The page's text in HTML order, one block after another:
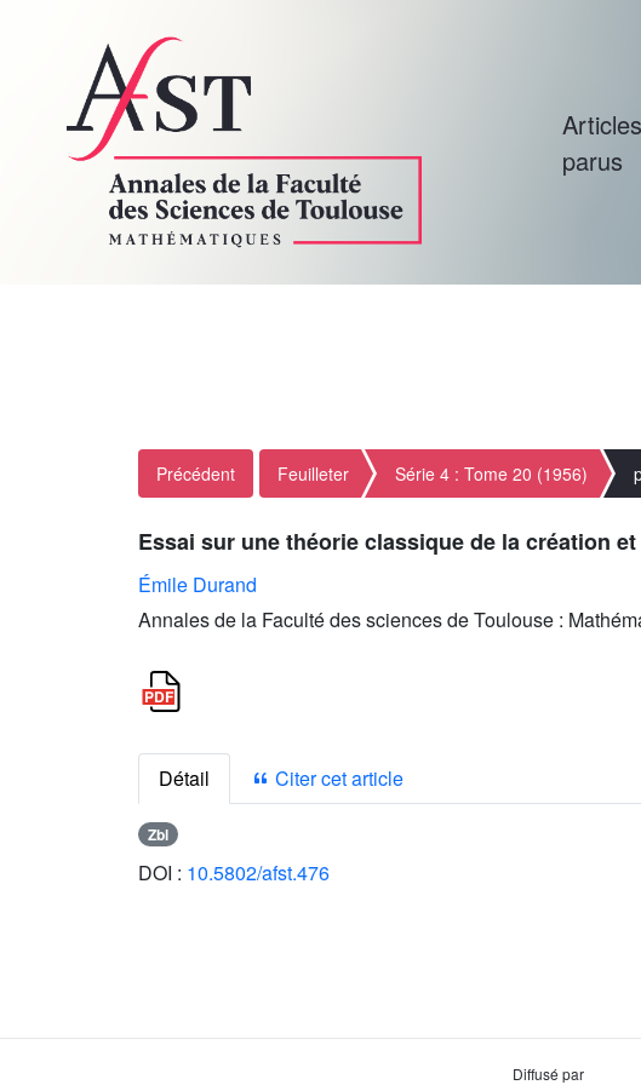
Articles
parus
Précédent Feuilleter Série 4 : Tome 20 (1956)
Essai sur une théorie classique de la création
Émile Durand
Annales de la Faculté des sciences de Toulouse :
Détail Citer cet article
Zbl
DOI : 10.5802/afst.476
Diffusé par